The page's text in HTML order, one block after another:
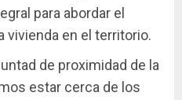
para abordar el
vivienda en el territorio.
de proximidad de la
estar cerca de los